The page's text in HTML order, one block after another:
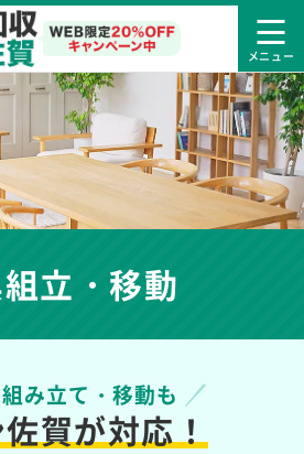
立・移動
み立て・移動も
賀が対応！